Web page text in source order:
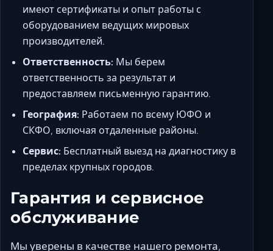
имеют сертификаты и опыт работы с
оборудованием ведущих мировых
производителей.
Ответственность: Мы берем
ответственность за результат и
предоставляем письменную гарантию.
География: Работаем по всему ЮФО и
СКФО, включая отдаленные районы.
Сервис: Бесплатный выезд на диагностику в
пределах крупных городов.
Гарантия и сервисное
обслуживание
Мы уверены в качестве нашего ремонта,